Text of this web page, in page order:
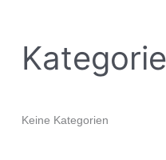
Keine Kategorien